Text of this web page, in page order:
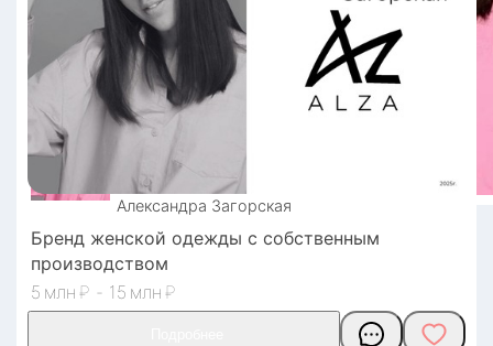
Александра Загорская
Бренд женской одежды с собственным
производством
5
₽ - 15 ₽